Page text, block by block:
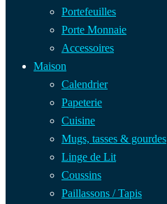
Portefeuilles
Porte Monnaie
Accessoires
Maison
Calendrier
Papeterie
Cuisine
Mugs, tasses & gourdes
Linge de Lit
Coussins
Paillassons / Tapis